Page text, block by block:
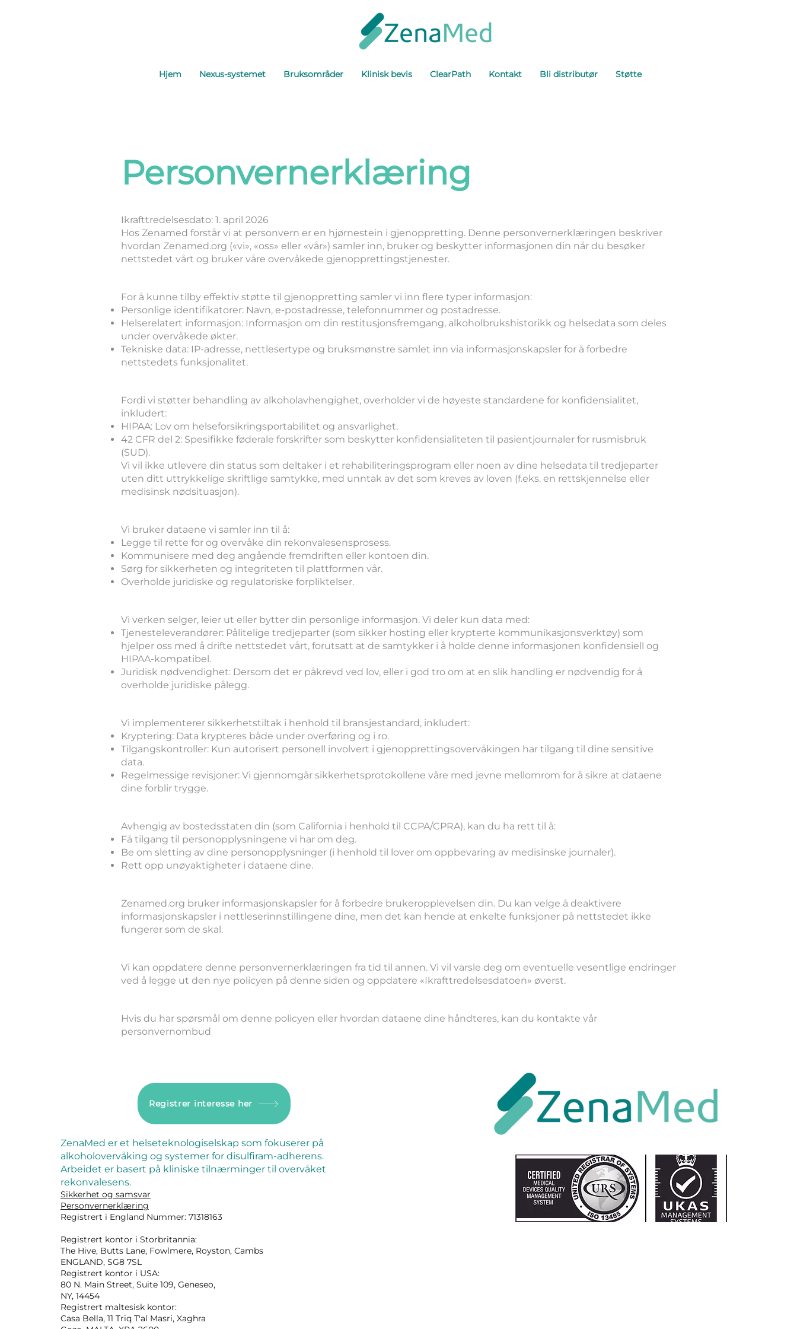
Hjem Nexus-systemet Bruksområder Klinisk bevis ClearPath Kontakt Bli distributør Støtte
Personvernerklæring
Ikrafttredelsesdato: 1. april 2026
Hos Zenamed forstår vi at personvern er en hjørnestein i gjenoppretting. Denne personvernerklæringen beskriver
hvordan Zenamed.org («vi», «oss» eller «vår») samler inn, bruker og beskytter informasjonen din når du besøker
nettstedet vårt og bruker våre overvåkede gjenopprettingstjenester.
For å kunne tilby effektiv støtte til gjenoppretting samler vi inn flere typer informasjon:
Personlige identifikatorer: Navn, e-postadresse, telefonnummer og postadresse.
Helserelatert informasjon: Informasjon om din restitusjonsfremgang, alkoholbrukshistorikk og helsedata som deles
under overvåkede økter.
Tekniske data: IP-adresse, nettlesertype og bruksmønstre samlet inn via informasjonskapsler for å forbedre
nettstedets funksjonalitet.
Fordi vi støtter behandling av alkoholavhengighet, overholder vi de høyeste standardene for konfidensialitet,
inkludert:
HIPAA: Lov om helseforsikringsportabilitet og ansvarlighet.
42 CFR del 2: Spesifikke føderale forskrifter som beskytter konfidensialiteten til pasientjournaler for rusmisbruk
(SUD).
Vi vil ikke utlevere din status som deltaker i et rehabiliteringsprogram eller noen av dine helsedata til tredjeparter
uten ditt uttrykkelige skriftlige samtykke, med unntak av det som kreves av loven (f.eks. en rettskjennelse eller
medisinsk nødsituasjon).
Vi bruker dataene vi samler inn til å:
Legge til rette for og overvåke din rekonvalesensprosess.
Kommunisere med deg angående fremdriften eller kontoen din.
Sørg for sikkerheten og integriteten til plattformen vår.
Overholde juridiske og regulatoriske forpliktelser.
Vi verken selger, leier ut eller bytter din personlige informasjon. Vi deler kun data med:
Tjenesteleverandører: Pålitelige tredjeparter (som sikker hosting eller krypterte kommunikasjonsverktøy) som
hjelper oss med å drifte nettstedet vårt, forutsatt at de samtykker i å holde denne informasjonen konfidensiell og
HIPAA-kompatibel.
Juridisk nødvendighet: Dersom det er påkrevd ved lov, eller i god tro om at en slik handling er nødvendig for å
overholde juridiske pålegg.
Vi implementerer sikkerhetstiltak i henhold til bransjestandard, inkludert:
Kryptering: Data krypteres både under overføring og i ro.
Tilgangskontroller: Kun autorisert personell involvert i gjenopprettingsovervåkingen har tilgang til dine sensitive
data.
Regelmessige revisjoner: Vi gjennomgår sikkerhetsprotokollene våre med jevne mellomrom for å sikre at dataene
dine forblir trygge.
Avhengig av bostedsstaten din (som California i henhold til CCPA/CPRA), kan du ha rett til å:
Få tilgang til personopplysningene vi har om deg.
Be om sletting av dine personopplysninger (i henhold til lover om oppbevaring av medisinske journaler).
Rett opp unøyaktigheter i dataene dine.
Zenamed.org bruker informasjonskapsler for å forbedre brukeropplevelsen din. Du kan velge å deaktivere
informasjonskapsler i nettleserinnstillingene dine, men det kan hende at enkelte funksjoner på nettstedet ikke
fungerer som de skal.
Vi kan oppdatere denne personvernerklæringen fra tid til annen. Vi vil varsle deg om eventuelle vesentlige endringer
ved å legge ut den nye policyen på denne siden og oppdatere «Ikrafttredelsesdatoen» øverst.
Hvis du har spørsmål om denne policyen eller hvordan dataene dine håndteres, kan du kontakte vår
personvernombud
Registrer interesse her
ZenaMed er et helseteknologiselskap som fokuserer på
alkoholovervåking og systemer for disulfiram-adherens.
Arbeidet er basert på kliniske tilnærminger til overvåket
rekonvalesens.
Sikkerhet og samsvar
Personvernerklæring
Registrert i England Nummer: 71318163
Registrert kontor i Storbritannia:
The Hive, Butts Lane, Fowlmere, Royston, Cambs
ENGLAND, SG8 7SL
Registrert kontor i USA:
80 N. Main Street, Suite 109, Geneseo,
NY, 14454
Registrert maltesisk kontor:
Casa Bella, 11 Triq T'al Masri, Xaghra